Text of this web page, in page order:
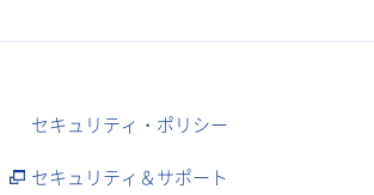
セキュリティ・ポリシー
セキュリティ＆サポート